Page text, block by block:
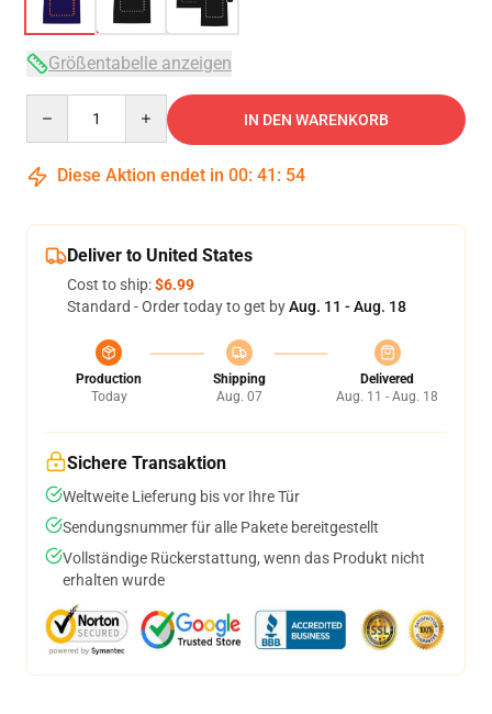
Größentabelle anzeigen
IN DEN WARENKORB
Diese Aktion endet in 00: 41 : 54
Deliver to United States
Cost to ship:$6.99
Standard - Order today to get byAug. 11 - Aug. 18
Production
Today
Shipping
Aug. 07
Delivered
Aug. 11 - Aug. 18
Sichere Transaktion
Weltweite Lieferung bis vor Ihre Tür
Sendungsnummer für alle Pakete bereitgestellt
Vollständige Rückerstattung, wenn das Produkt nicht
erhalten wurde